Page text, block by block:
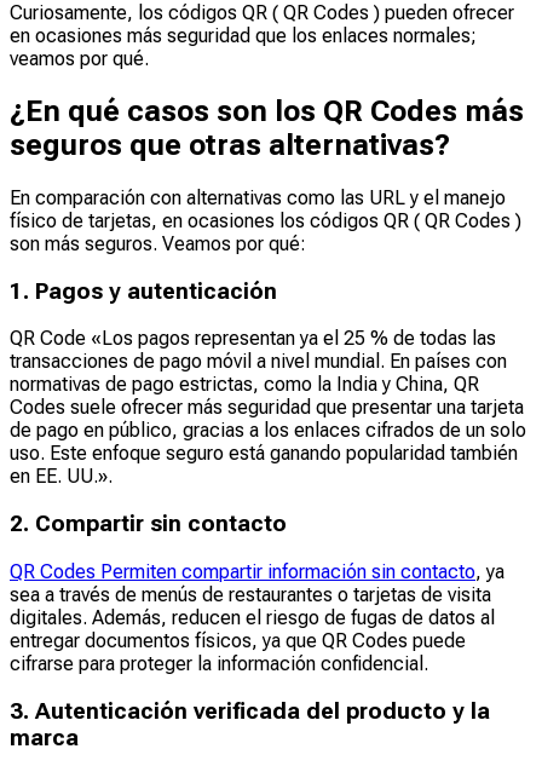
Curiosamente, los códigos QR ( QR Codes ) pueden ofrecer
en ocasiones más seguridad que los enlaces normales;
veamos por qué.
¿En qué casos son los QR Codes más
seguros que otras alternativas?
En comparación con alternativas como las URL y el manejo
físico de tarjetas, en ocasiones los códigos QR ( QR Codes )
son más seguros. Veamos por qué:
1. Pagos y autenticación
QR Code «Los pagos representan ya el 25 % de todas las
transacciones de pago móvil a nivel mundial. En países con
normativas de pago estrictas, como la India y China, QR
Codes suele ofrecer más seguridad que presentar una tarjeta
de pago en público, gracias a los enlaces cifrados de un solo
uso. Este enfoque seguro está ganando popularidad también
en EE. UU.».
2. Compartir sin contacto
QR Codes Permiten compartir información sin contacto, ya
sea a través de menús de restaurantes o tarjetas de visita
digitales. Además, reducen el riesgo de fugas de datos al
entregar documentos físicos, ya que QR Codes puede
cifrarse para proteger la información confidencial.
3. Autenticación verificada del producto y la
marca